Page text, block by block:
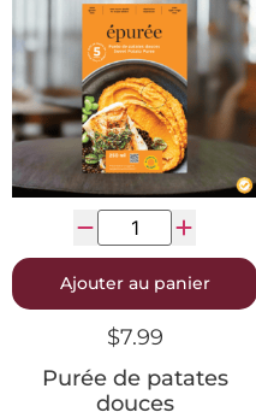
Purée de patates
douces
$7.99
Ajouter au panier